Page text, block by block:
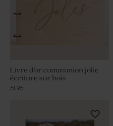
Livre d'or communion jolie
écriture sur bois
51,95